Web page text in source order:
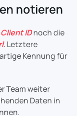
notieren
Client IDnoch die
. Letztere
Kennung für
Team weiter
Daten in